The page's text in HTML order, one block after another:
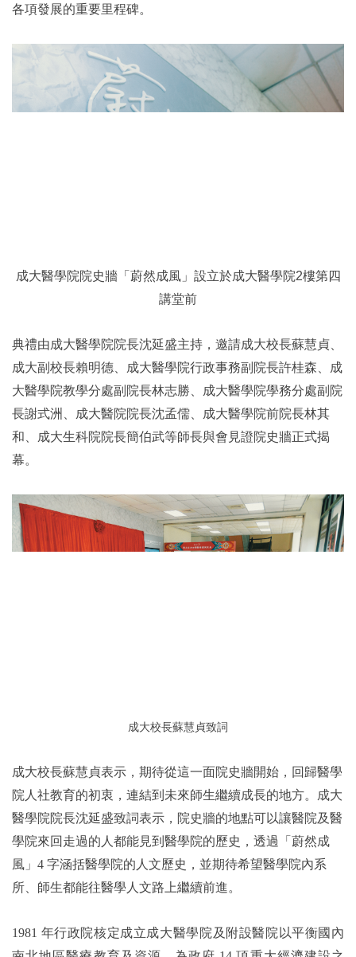
各項發展的重要里程碑。
成大醫學院院史牆「蔚然成風」設立於成大醫學院2樓第四
講堂前
典禮由成大醫學院院長沈延盛主持，邀請成大校長蘇慧貞、
成大副校長賴明德、成大醫學院行政事務副院長許桂森、成
大醫學院教學分處副院長林志勝、成大醫學院學務分處副院
長謝式洲、成大醫院院長沈孟儒、成大醫學院前院長林其
和、成大生科院院長簡伯武等師長與會見證院史牆正式揭
幕。
成大校長蘇慧貞致詞
成大校長蘇慧貞表示，期待從這一面院史牆開始，回歸醫學
院人社教育的初衷，連結到未來師生繼續成長的地方。成大
醫學院院長沈延盛致詞表示，院史牆的地點可以讓醫院及醫
學院來回走過的人都能見到醫學院的歷史，透過「蔚然成
風」4 字涵括醫學院的人文歷史，並期待希望醫學院內系
所、師生都能往醫學人文路上繼續前進。
1981 年行政院核定成立成大醫學院及附設醫院以平衡國內